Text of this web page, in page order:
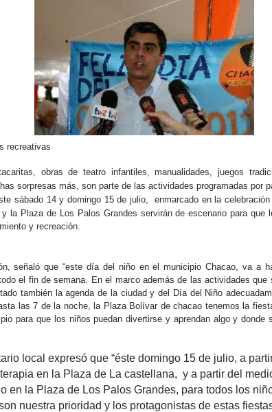
recreativas
obras de teatro infantiles, manualidades, juegos
sorpresas más, son parte de las actividades programadas por
sábado 14 y domingo 15 de julio,
enmarcado en la
la Plaza de Los Palos Grandes servirán de escenario para que
y recreación.
señaló que “este día del niño en el municipio Chacao, va a
el fin de semana. En el marco además de las actividades que
también la agenda de la ciudad y del Día del Niño
las 7 de la noche, la Plaza Bolívar de chacao tenemos la
para que los niños puedan divertirse y aprendan algo y donde
local expresó que “éste domingo 15 de julio, a
en la Plaza de La castellana, y a partir del
en la Plaza de Los Palos Grandes, para todos los
nuestra prioridad y los protagonistas de estas